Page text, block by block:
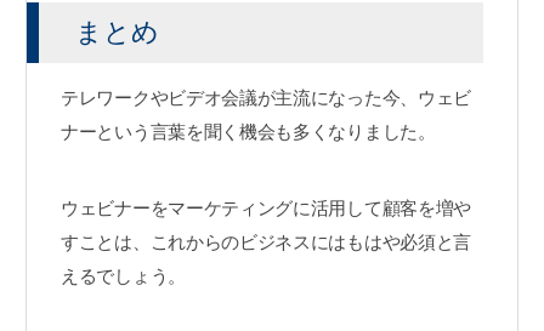
まとめ
テレワークやビデオ会議が主流になった今、ウェビ
ナーという言葉を聞く機会も多くなりました。
ウェビナーをマーケティングに活用して顧客を増や
すことは、これからのビジネスにはもはや必須と言
えるでしょう。